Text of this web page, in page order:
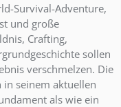
Survival-Adventure,
und große
Crafting,
sollen
verschmelzen. Die
in seinem aktuellen
als wie ein